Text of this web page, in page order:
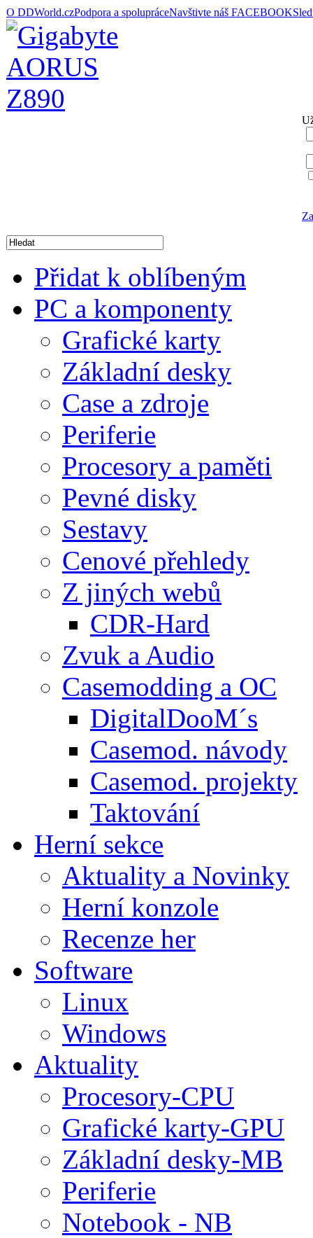
O DDWorld.czPodpora a spolupráceNavštivte náš FACEBOOK
Přidat k oblíbeným
PC a komponenty
Grafické karty
Základní desky
Case a zdroje
Periferie
Procesory a paměti
Pevné disky
Sestavy
Cenové přehledy
Z jiných webů
CDR-Hard
Zvuk a Audio
Casemodding a OC
DigitalDooM´s
Casemod. návody
Casemod. projekty
Taktování
Herní sekce
Aktuality a Novinky
Herní konzole
Recenze her
Software
Linux
Windows
Aktuality
Procesory-CPU
Grafické karty-GPU
Základní desky-MB
Periferie
Notebook - NB